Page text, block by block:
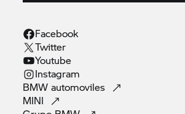
Facebook
Twitter
Youtube
Instagram
BMWautomoviles
MINI